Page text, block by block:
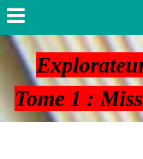
Tome 1 :